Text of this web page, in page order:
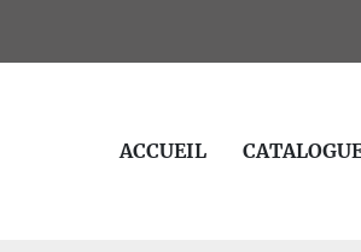
ACCUEIL